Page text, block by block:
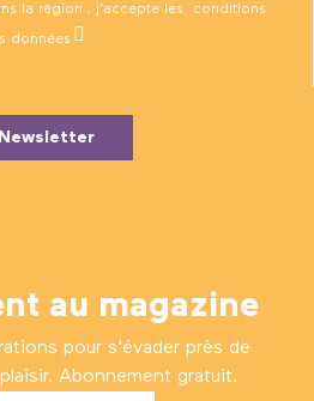
la région ; j’accepte les conditions
données .
Newsletter
au magazine
pour s'évader près de
Abonnement gratuit.